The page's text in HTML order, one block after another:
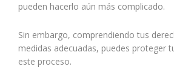
pueden hacerlo aún más complicado.
Sin embargo, comprendiendo tus
medidas adecuadas, puedes proteger
este proceso.